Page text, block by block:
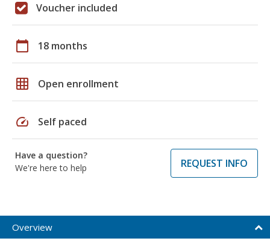
Voucher included
calendar_today 18 months
grid_on Open enrollment
speed Self paced
Have a question?
We're here to help
REQUEST INFO
Overview